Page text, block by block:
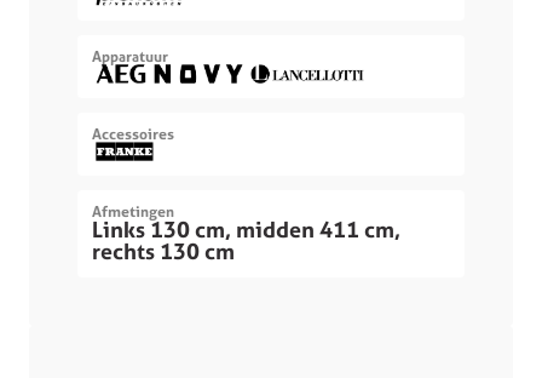
Apparatuur
Accessoires
Afmetingen
Links 130 cm, midden 411 cm,
rechts 130 cm